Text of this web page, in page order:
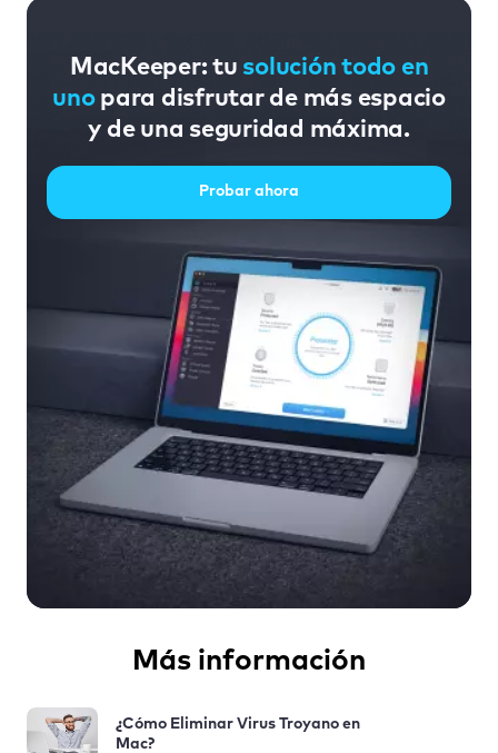
MacKeeper: tu solución todo en
unopara disfrutar de más espacio
y de una seguridad máxima.
Probar ahora
Más información
¿Cómo Eliminar Virus Troyano en
Mac?